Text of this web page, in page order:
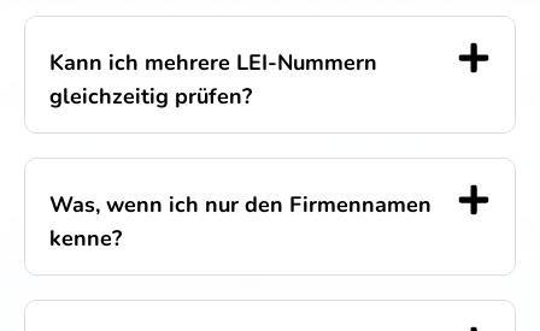
Kann ich mehrere LEI-Nummern
gleichzeitig prüfen?
Was, wenn ich nur den Firmennamen
kenne?